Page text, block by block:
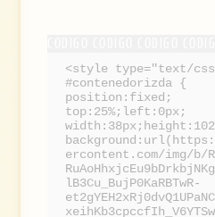
<style type="text/
#contenedorizda {
position:fixed;
top:25%;left:0px;
ercontent.com/img/b/
lB3Cu_BujP0KaRBTwR-